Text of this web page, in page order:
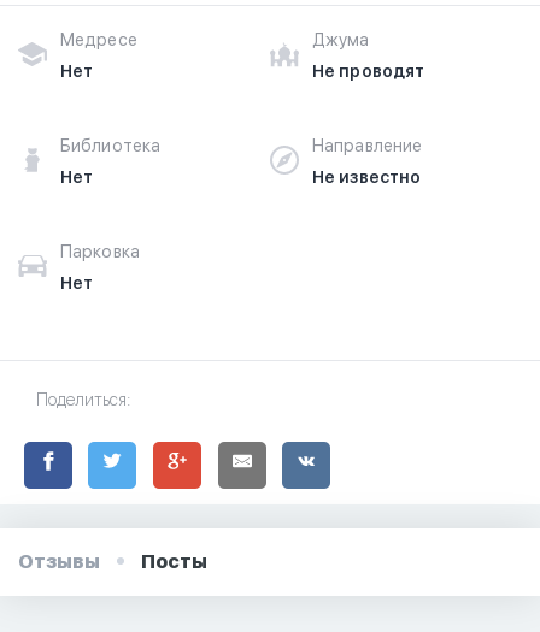
Медресе
Нет
Джума
Не проводят
Библиотека
Нет
Направление
Не известно
Парковка
Нет
Поделиться:
Отзывы Посты